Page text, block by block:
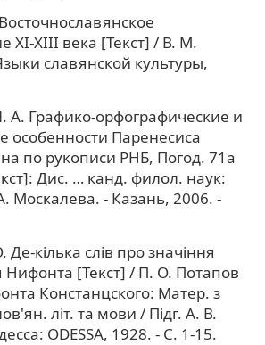
XI-XIII века [Текст] / В. М.
славянской культуры,
А. Графико-орфографические и
особенности Паренесиса
по рукописи РНБ, Погод. 71а
Дис. … канд. филол. наук:
Москалева. - Казань, 2006. -
Де-кiлька слiв про значiння
Нифонта [Текст] / П. О. Потапов
Констанцского: Матер. з
лiт. та мови / Пiдг. А. В.
ODESSA, 1928. - С. 1-15.